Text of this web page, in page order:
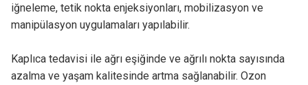
iğneleme, tetik nokta enjeksiyonları, mobilizasyon ve
manipülasyon uygulamaları yapılabilir.
Kaplıca tedavisi ile ağrı eşiğinde ve ağrılı nokta sayısında
azalma ve yaşam kalitesinde artma sağlanabilir. Ozon